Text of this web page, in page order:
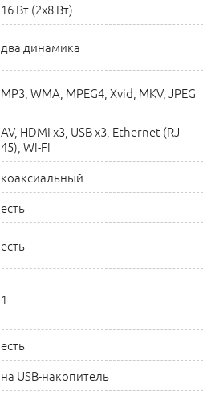
16 Вт (2x8 Вт)
два динамика
MP3, WMA, MPEG4, Xvid, MKV, JPEG
AV, HDMI x3, USB x3, Ethernet (RJ-
45), Wi-Fi
коаксиальный
есть
есть
1
есть
на USB-накопитель